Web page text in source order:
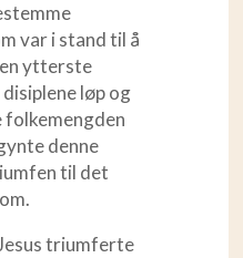
var i stand til å
ytterste
løp og
folkemengden
denne
til det
triumferte